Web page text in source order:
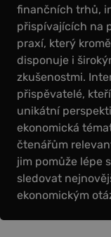
finančních trhů,
přispívajících na
praxí, který
disponuje i
zkušenostmi.
přispěvatelé,
unikátní
ekonomická
čtenářům
jim pomůže lépe
sledovat
ekonomickým